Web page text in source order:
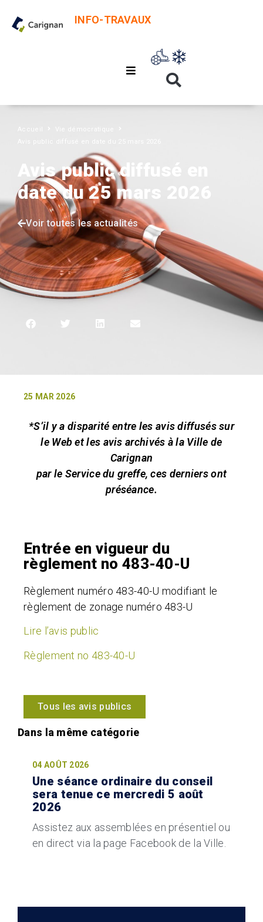
INFO-TRAVAUX
Avis public diffusé en
date du 25 mars 2026
Voir toutes les actualités
25 MAR 2026
*S’il y a disparité entre les avis diffusés sur
le Web et les avis archivés à la Ville de
Carignan
par le Service du greffe, ces derniers ont
préséance.
Entrée en vigueur du
règlement no 483-40-U
Règlement numéro 483-40-U modifiant le
règlement de zonage numéro 483-U
Lire l’avis public
Règlement no 483-40-U
Tous les avis publics
04 AOÛT 2026
Une séance ordinaire du conseil
sera tenue ce mercredi 5 août
2026
Assistez aux assemblées en présentiel ou
en direct via la page Facebook de la Ville.